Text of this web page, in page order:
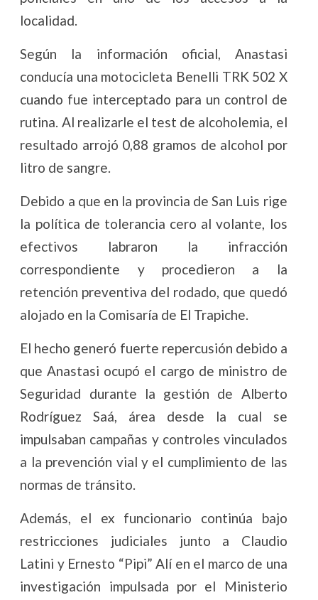
localidad.
Según la información oficial, Anastasi
conducía una motocicleta Benelli TRK 502 X
cuando fue interceptado para un control de
rutina. Al realizarle el test de alcoholemia, el
resultado arrojó 0,88 gramos de alcohol por
litro de sangre.
Debido a que en la provincia de San Luis rige
la política de tolerancia cero al volante, los
efectivos labraron la infracción
correspondiente y procedieron a la
retención preventiva del rodado, que quedó
alojado en la Comisaría de El Trapiche.
El hecho generó fuerte repercusión debido a
que Anastasi ocupó el cargo de ministro de
Seguridad durante la gestión de Alberto
Rodríguez Saá, área desde la cual se
impulsaban campañas y controles vinculados
a la prevención vial y el cumplimiento de las
normas de tránsito.
Además, el ex funcionario continúa bajo
restricciones judiciales junto a Claudio
Latini y Ernesto “Pipi” Alí en el marco de una
investigación impulsada por el Ministerio